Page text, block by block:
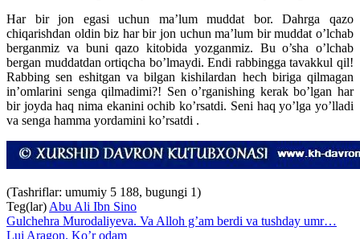
Har bir jon egasi uchun ma’lum muddat bor. Dahrga qazo
chiqarishdan oldin biz har bir jon uchun ma’lum bir muddat o’lchab
berganmiz va buni qazo kitobida yozganmiz. Bu o’sha o’lchab
bergan muddatdan ortiqcha bo’lmaydi. Endi rabbingga tavakkul qil!
Rabbing sen eshitgan va bilgan kishilardan hech biriga qilmagan
in’omlarini senga qilmadimi?! Sen o’rganishing kerak bo’lgan har
bir joyda haq nima ekanini ochib ko’rsatdi. Seni haq yo’lga yo’lladi
va senga hamma yordamini ko’rsatdi .
(Tashriflar: umumiy 5 188, bugungi 1)
Teg(lar)Abu Ali Ibn Sino
Gulchehra Murodaliyeva. Va Alloh g’am berdi va tushday umr…
Lui Aragon. Ko’r odam